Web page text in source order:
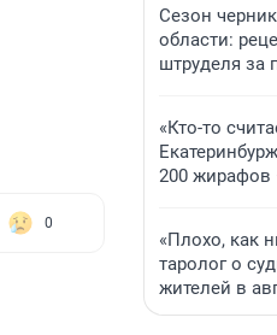
0
Сезон
области:
штруделя за
«Кто-то
200
«Плохо, как
таролог о
жителей в